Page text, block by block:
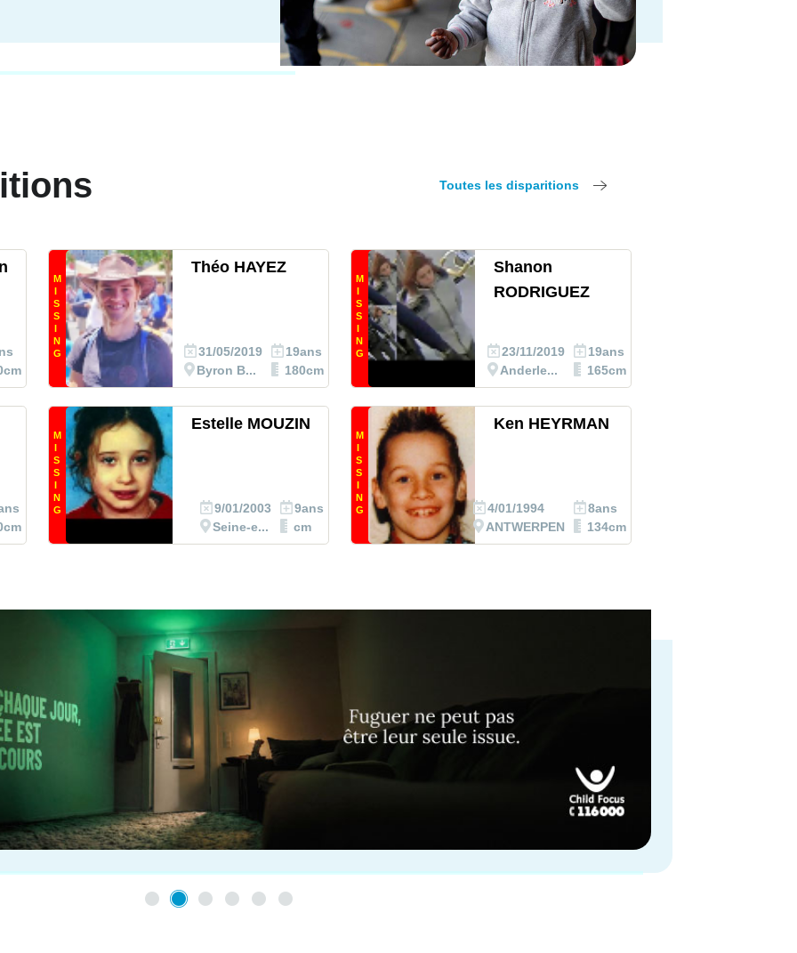
Toutes les disparitions
M
I
S
S
I
N
G
Théo HAYEZ
31/05/2019
Byron B...
19ans
180cm
M
I
S
S
I
N
G
Shanon
RODRIGUEZ
23/11/2019
Anderle...
19ans
165cm
M
I
S
S
I
N
G
Estelle MOUZIN
9/01/2003
Seine-e...
9ans
cm
M
I
S
S
I
N
G
Ken HEYRMAN
4/01/1994
ANTWERPEN
8ans
134cm